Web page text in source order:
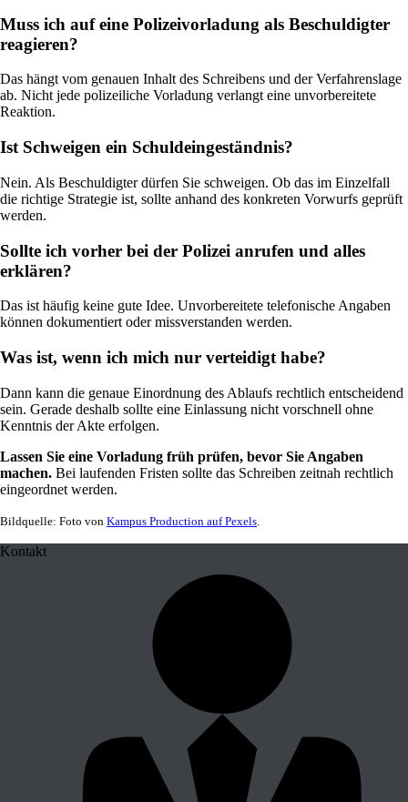
Muss ich auf eine Polizeivorladung als Beschuldigter
reagieren?
Das hängt vom genauen Inhalt des Schreibens und der Verfahrenslage
ab. Nicht jede polizeiliche Vorladung verlangt eine unvorbereitete
Reaktion.
Ist Schweigen ein Schuldeingeständnis?
Nein. Als Beschuldigter dürfen Sie schweigen. Ob das im Einzelfall
die richtige Strategie ist, sollte anhand des konkreten Vorwurfs geprüft
werden.
Sollte ich vorher bei der Polizei anrufen und alles
erklären?
Das ist häufig keine gute Idee. Unvorbereitete telefonische Angaben
können dokumentiert oder missverstanden werden.
Was ist, wenn ich mich nur verteidigt habe?
Dann kann die genaue Einordnung des Ablaufs rechtlich entscheidend
sein. Gerade deshalb sollte eine Einlassung nicht vorschnell ohne
Kenntnis der Akte erfolgen.
Lassen Sie eine Vorladung früh prüfen, bevor Sie Angaben
machen. Bei laufenden Fristen sollte das Schreiben zeitnah rechtlich
eingeordnet werden.
Bildquelle: Foto von Kampus Production auf Pexels
Kontakt